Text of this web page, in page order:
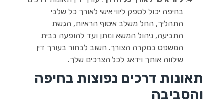
בחיפה יכול לספק ליווי אישי לאורך כל שלבי
התהליך, החל משלב איסוף הראיות, הגשת
התביעה, ניהול המשא ומתן ועד להופעה בבית
המשפט במקרה הצורך. חשוב לבחור בעורך דין
שילווה אותך וידאג לכל הצרכים שלך.
תאונות דרכים נפוצות בחיפה
והסביבה